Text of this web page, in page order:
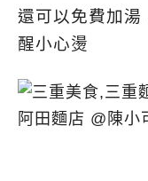
還可以免費加湯
醒小心燙